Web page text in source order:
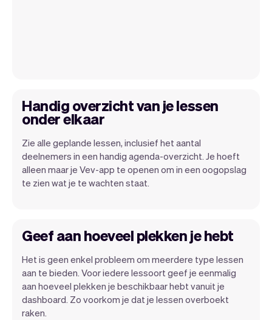
Handig overzicht van je lessen
onder elkaar
Zie alle geplande lessen, inclusief het aantal
deelnemers in een handig agenda-overzicht. Je hoeft
alleen maar je Vev-app te openen om in een oogopslag
te zien wat je te wachten staat.
Geef aan hoeveel plekken je hebt
Het is geen enkel probleem om meerdere type lessen
aan te bieden. Voor iedere lessoort geef je eenmalig
aan hoeveel plekken je beschikbaar hebt vanuit je
dashboard. Zo voorkom je dat je lessen overboekt
raken.